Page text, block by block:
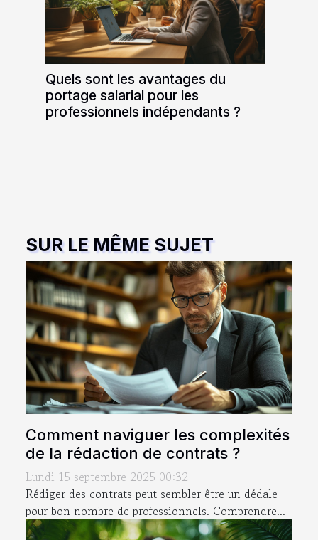
Quels sont les avantages du
portage salarial pour les
professionnels indépendants ?
SUR LE MÊME SUJET
Comment naviguer les complexités
de la rédaction de contrats ?
Lundi 15 septembre 2025 00:32
Rédiger des contrats peut sembler être un dédale
pour bon nombre de professionnels. Comprendre...